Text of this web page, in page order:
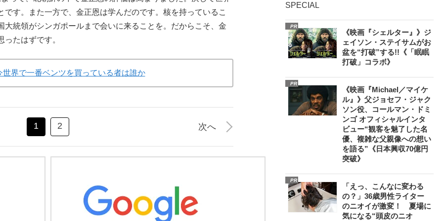
す。また一方で、金正恩は学んだのです。核を持っているこ
大統領がシンガポールまで会いに来ることを。だからこそ、金
たはずです。
世界で一番ベンツを買っている者は誰か
1 2 次へ
SPECIAL
PR
《映画『シェルター』》ジ
ェイソン・ステイサムがお
盆を“打破”する!!《「眠眠
打破」コラボ》
PR
《映画『Michael／マイケ
ル』》父ジョセフ・ジャク
ソン役、コールマン・ドミ
ンゴ オフィシャルインタ
ビュー“観客を魅了した名
優、複雑な父親像への想い
を語る”《日本興収70億円
突破》
PR
「えっ、こんなに変わる
の？」36歳男性ライター
のニオイが激変！ 夏場に
気になる“頭皮のニオ